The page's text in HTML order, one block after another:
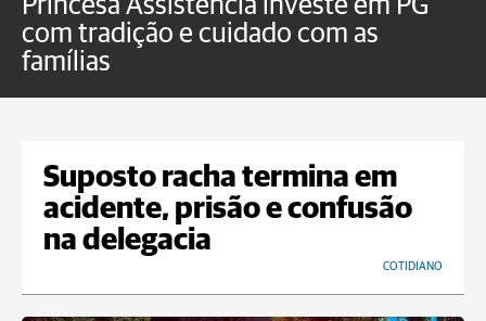
Princesa Assistência investe em PG
com tradição e cuidado com as
famílias
Suposto racha termina em
acidente, prisão e confusão
na delegacia
COTIDIANO